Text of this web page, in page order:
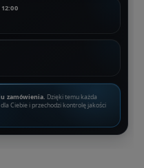
12:00
zamówienia. Dzięki temu każda
Ciebie i przechodzi kontrolę jakości